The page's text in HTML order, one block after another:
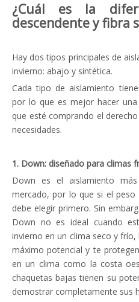
¿Cuál es la
descendente y fibra
Hay dos tipos principales de
invierno: abajo y sintética.
Cada tipo de aislamiento
por lo que es mejor hacer
que esté comprando el derecho
necesidades.
1. Down: diseñado para climas
Down es el aislamiento
mercado, por lo que si el
debe elegir primero. Sin
Down no es ideal cuando
invierno en un clima seco y
máximo potencial y te
en un clima como la costa
chaquetas bajas tienen su
demostrar completamente sus